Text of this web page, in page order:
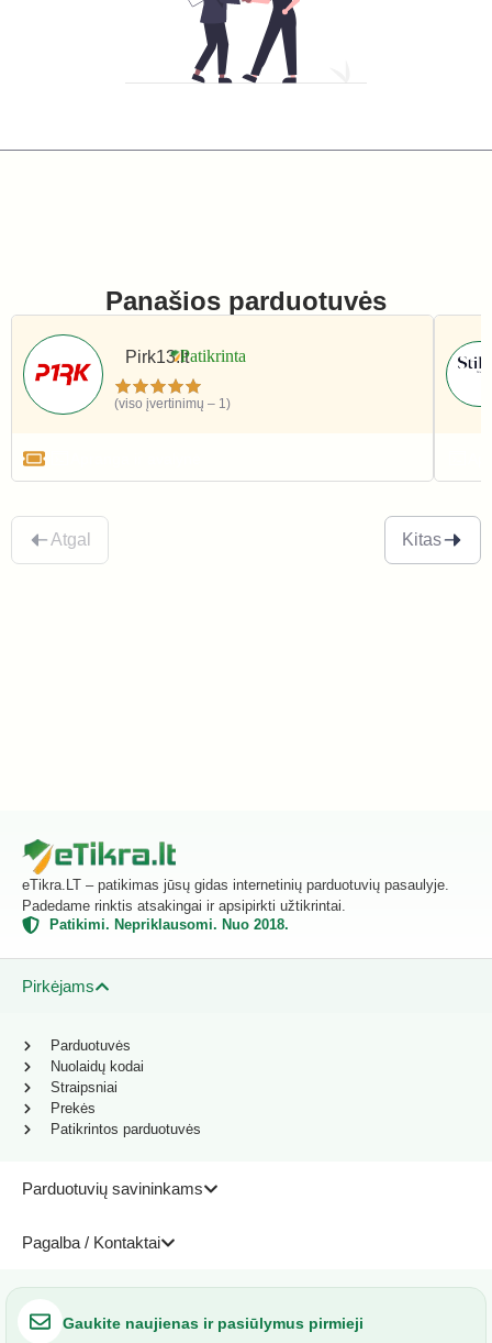
Panašios parduotuvės
Pirk13.lt
(viso įvertinimų – 1)
Atgal Kitas
eTikra.LT – patikimas jūsų gidas internetinių parduotuvių pasaulyje.
Padedame rinktis atsakingai ir apsipirkti užtikrintai.
Patikimi. Nepriklausomi. Nuo 2018.
Pirkėjams
Parduotuvių savininkams
Pagalba / Kontaktai
Parduotuvės
Nuolaidų kodai
Straipsniai
Prekės
Patikrintos parduotuvės
Gaukite naujienas ir pasiūlymus pirmieji